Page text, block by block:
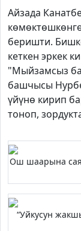
Айзада
беришти.
кеткен эркек
"Мыйзамсыз
башчысы
үйүнө кирип
тоноп,
Ош шаарына
“Уйкусун